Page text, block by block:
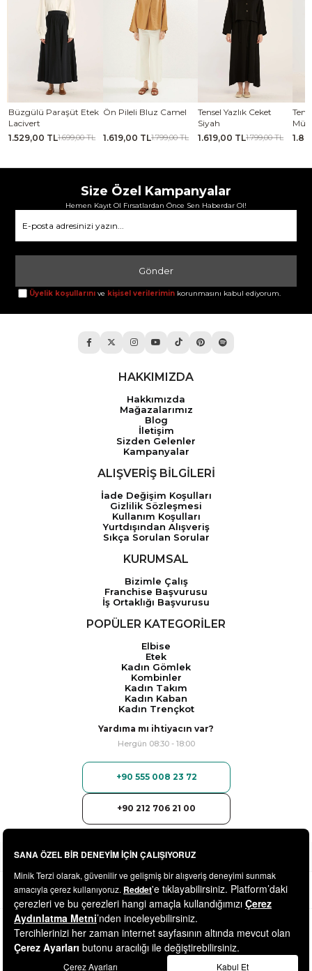
Büzgülü Paraşüt Etek
Lacivert
1.529,00 TL1.699,00 TL
Ön Pileli Bluz Camel
1.619,00 TL1.799,00 TL
Tensel Yazlık Ceket
Siyah
1.619,00 TL1.799,00 TL
Size Özel Kampanyalar
Hemen Kayıt Ol Fırsatlardan Önce Sen Haberdar Ol!
Gönder
Üyelik koşullarını ve kişisel verilerimin korunmasını kabul ediyorum.
HAKKIMIZDA
Hakkımızda
Mağazalarımız
Blog
İletişim
Sizden Gelenler
Kampanyalar
ALIŞVERİŞ BİLGİLERİ
İade Değişim Koşulları
Gizlilik Sözleşmesi
Kullanım Koşulları
Yurtdışından Alışveriş
Sıkça Sorulan Sorular
KURUMSAL
Bizimle Çalış
Franchise Başvurusu
İş Ortaklığı Başvurusu
POPÜLER KATEGORİLER
Elbise
Etek
Kadın Gömlek
Kombinler
Kadın Takım
Kadın Kaban
Kadın Trençkot
Yardıma mı ihtiyacın var?
Hergün 08:30 - 18:00
+90 555 008 23 72
+90 212 706 21 00
© 2025minikterzi.com - Tüm Hakları Saklıdır.